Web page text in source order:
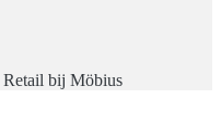
Retail bij Möbius